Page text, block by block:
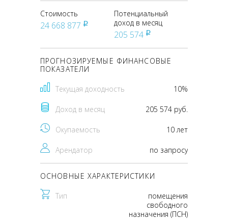
Стоимость
24 668 877 pуб
Потенциальный
доход в месяц
205 574 pуб
ПРОГНОЗИРУЕМЫЕ ФИНАНСОВЫЕ
ПОКАЗАТЕЛИ
Текущая доходность 10%
Доход в месяц 205 574 руб.
Окупаемость 10 лет
Арендатор по запросу
ОСНОВНЫЕ ХАРАКТЕРИСТИКИ
Тип
помещения
свободного
назначения (ПСН)